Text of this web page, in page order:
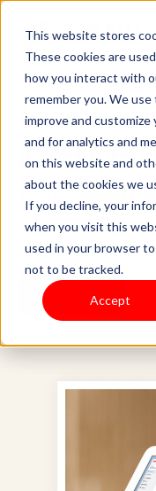
This website stores
These cookies are
how you interact with
remember you. We
improve and
and for analytics and
on this website and
about the cookies we
If you decline, your
when you visit this
used in your browser
not to be tracked.
Accept
jeden
Vereinfachen
mit unserer
Los geht's